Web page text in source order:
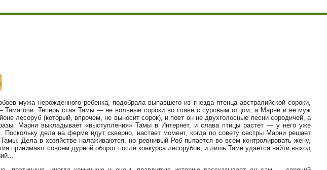
мужа нерожденного ребенка, подобрала выпавшего из гнезда птенца австралийской сороки,
Теперь стая Тамы — не вольные сороки во главе с суровым отцом, а Марни и ее муж
лесоруб (который, впрочем, не выносит сорок), и поет он не двухголосные песни сородичей, а
Марни выкладывает «выступления» Тамы в Интернет, и слава птицы растет — у него уже
Поскольку дела на ферме идут скверно, настает момент, когда по совету сестры Марни решает
Дела в хозяйстве налаживаются, но ревнивый Роб пытается во всем контролировать жену,
принимают совсем дурной оборот после конкурса лесорубов, и лишь Таме удается найти выход